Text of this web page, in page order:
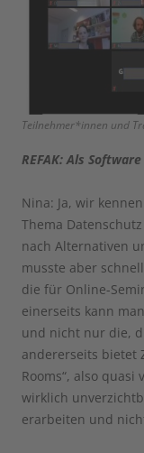
Teilnehmer*innen und
REFAK: Als
Nina: Ja, wir
Thema
nach Alternativen
musste aber
die für Online-
einerseits kann
und nicht nur die,
andererseits bietet
Rooms“, also
wirklich
erarbeiten und